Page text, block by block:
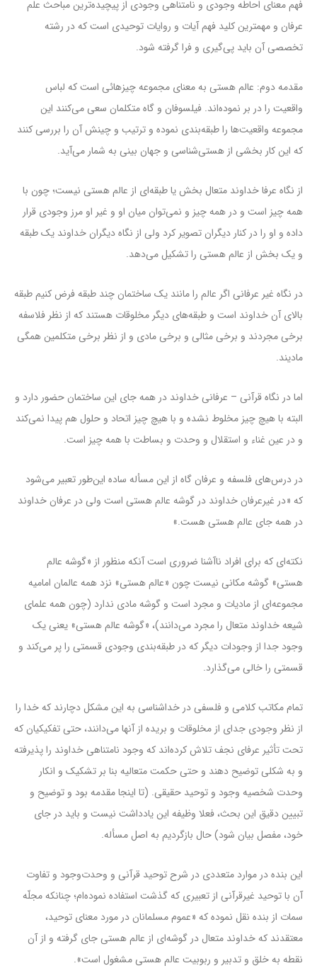
فهم معنای احاطه وجودی و نامتناهی وجودی از پیچیده‌ترین مباحث علم
عرفان و مهمترین کلید فهم آیات و روایات توحیدی است که در رشته
تخصصی آن باید پی‌گیری و فرا گرفته شود.
مقدمه دوم: عالم هستی به معنای مجموعه چیزهائی است که لباس
واقعیت را در بر نموده‌اند. فیلسوفان و گاه متکلمان سعی می‌کنند این
مجموعه واقعیت‌ها را طبقه‌بندی نموده و ترتیب و چینش آن را بررسی کنند
که این کار بخشی از هستی‌شناسی و جهان بینی به شمار می‌آید.
از نگاه عرفا خداوند متعال بخش یا طبقه‌ای از عالم هستی نیست؛ چون با
همه چیز است و در همه چیز و نمی‌توان میان او و غیر او مرز وجودی قرار
داده و او را در کنار دیگران تصویر کرد ولی از نگاه دیگران خداوند یک طبقه
و یک بخش از عالم هستی را تشکیل می‌دهد.
در نگاه غیر عرفانی اگر عالم را مانند یک ساختمان چند طبقه فرض کنیم طبقه
بالای آن خداوند است و طبقه‌های دیگر مخلوقات هستند که از نظر فلاسفه
برخی مجردند و برخی مثالی و برخی مادی و از نظر برخی متکلمین همگی
مادیند.
اما در نگاه قرآنی – عرفانی خداوند در همه جای این ساختمان حضور دارد و
البته با هیچ چیز مخلوط نشده و با هیچ چیز اتحاد و حلول هم پیدا نمی‌کند
و در عین غناء و استقلال و وحدت و بساطت با همه چیز است.
در درس‌های فلسفه و عرفان گاه از این مسأله ساده این‌طور تعبیر می‌شود
که «در غیرعرفان خداوند در گوشه عالم هستی است ولی در عرفان خداوند
در همه جای عالم هستی هست.»
نکته‌ای که برای افراد ناآشنا ضروری است آنکه منظور از «گوشه عالم
هستی» گوشه مکانی نیست چون «عالم هستی» نزد همه عالمان امامیه
مجموعه‌ای از مادیات و مجرد است و گوشه مادی ندارد (چون همه علمای
شیعه خداوند متعال را مجرد می‌دانند)، «گوشه عالم هستی» یعنی یک
وجود جدا از وجودات دیگر که در طبقه‌بندی وجودی قسمتی را پر می‌کند و
قسمتی را خالی می‌گذارد.
تمام مکاتب کلامی و فلسفی در خداشناسی به این مشکل دچارند که خدا را
از نظر وجودی جدای از مخلوقات و بریده از آنها می‌دانند، حتی تفکیکیان که
تحت تأثیر عرفای نجف تلاش کرده‌اند که وجود نامتناهی خداوند را پذیرفته
و به شکلی توضیح دهند و حتی حکمت متعالیه بنا بر تشکیک و انکار
وحدت شخصیه وجود و توحید حقیقی. (تا اینجا مقدمه بود و توضیح و
تبیین دقیق این بحث، فعلا وظیفه این یادداشت نیست و باید در جای
خود، مفصل بیان شود) حال بازگردیم به اصل مسأله.
این بنده در موارد متعددی در شرح توحید قرآنی و وحدت‌وجود و تفاوت
آن با توحید غیرقرآنی از تعبیری که گذشت استفاده نموده‌ام؛ چنانکه مجلّه
سمات از بنده نقل نموده که «عموم مسلمانان در مورد معنای توحید،
معتقدند که خداوند متعال در گوشه‌ای از عالم هستی جای گرفته و از آن
نقطه به خلق و تدبیر و ربوبیت عالم هستی مشغول است».